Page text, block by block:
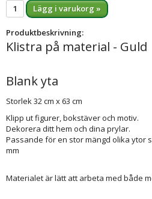
Lägg i varukorg »
Produktbeskrivning:
Klistra på material - Guld
Blank yta
Storlek 32 cm x 63 cm
Klipp ut figurer, bokstäver och motiv.
Dekorera ditt hem och dina prylar.
Passande för en stor mängd olika ytor
mm
Materialet är lätt att arbeta med både